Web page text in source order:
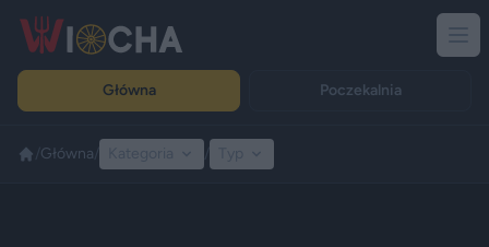
Główna Poczekalnia
Główna